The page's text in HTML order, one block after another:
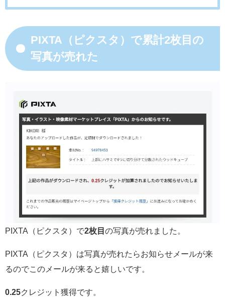
PIXTA（ピクスタ）で累計2枚目の
写真が売れた
PIXTA（ピクスタ）で2枚目 の写真が売れました。
PIXTA（ピクスタ）は写真が売れたらお知らせメールが来
るのでこのメールが来ると嬉しいです。
0.25クレジット獲得です。